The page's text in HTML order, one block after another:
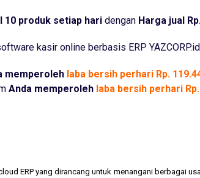
10 produk setiap hari dengan Harga jual
kasir online berbasis ERP
memperoleh laba bersih perhari Rp.
Anda memperoleh laba bersih perhari
ERP yang dirancang untuk menangani berbagai